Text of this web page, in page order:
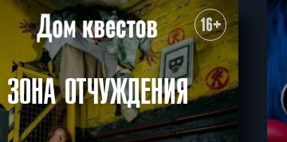
ХОЧУ ПРОЙТИ | КВЕСТ ПРОЙДЕН 16+
ЗОНА ОТЧУЖДЕНИЯ